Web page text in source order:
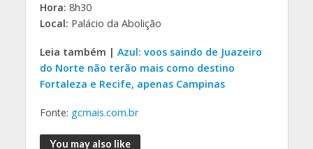
Hora: 8h30
Local: Palácio da Abolição
Leia também | Azul: voos saindo de Juazeiro
do Norte não terão mais como destino
Fortaleza e Recife, apenas Campinas
Fonte: gcmais.com.br
You may also like